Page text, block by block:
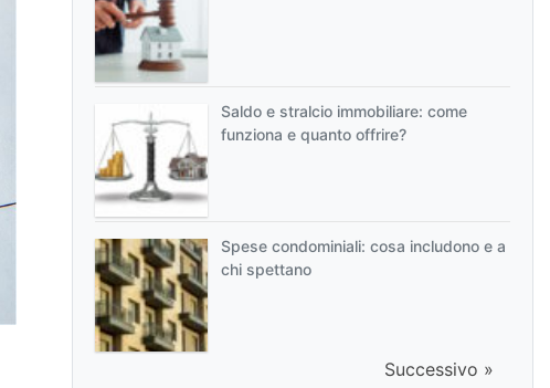
Saldo e stralcio immobiliare: come
funziona e quanto offrire?
Spese condominiali: cosa includono e a
chi spettano
Successivo »